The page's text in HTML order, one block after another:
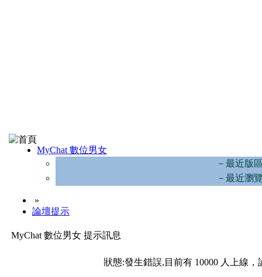
MyChat 數位男女
－最近版
－最近瀏
»
論壇提示
MyChat 數位男女 提示訊息
狀態:發生錯誤,目前有 10000 人上線